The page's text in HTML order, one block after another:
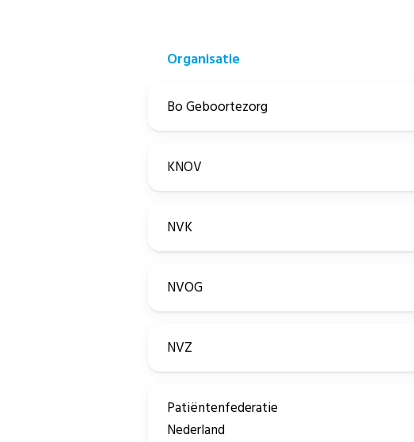
Organisatie
Bo Geboortezorg
KNOV
NVK
NVOG
NVZ
Patiëntenfederatie
Nederland